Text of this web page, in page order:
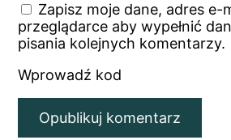
Zapisz moje dane, adres e-
przeglądarce aby wypełnić
pisania kolejnych komentarzy.
Wprowadź kod